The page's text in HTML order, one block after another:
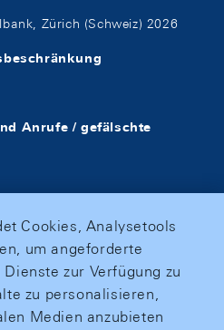
Zürich (Schweiz) 2026
Anrufe / gefälschte
Cookies, Analysetools
um angeforderte
zur Verfügung zu
zu personalisieren,
Medien anzubieten